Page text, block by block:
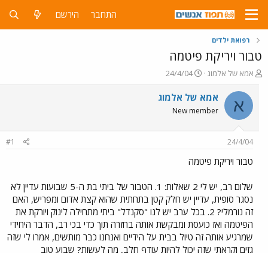
התחבר הירשם
רפואת ילדים
טבור ויריקת פיטמה
פ
ו
ת
ח
ה
ש
א
אמא של אלמוג
פ
ו
ר
ם
ר
24/4/04
א אמא של אלמוג
New member
24/4/04
#1
טבור ויריקת פיטמה
שלום רב, יש לי 2 שאלות: 1. הטבור של ביתי בת ה-5 שבועות עדיין לא
נסגר סופית, עדיין יש חלק קטן בתחתית שהוא קצת אדום ומפריש, האם
זה נורמלי? 2. בכל ערב יש לנו "סקנדל" ביתי מתחילה לינוק ויורקת את
הפיטמה ואז כועסת ומבקשת אותה בחזרה תוך כדי בכי רב, הדבר היחידי
שמרגיע אותה זה טיול בבית על הידיים ואנחנו כבר מותשים, אמרו לי שזה
גזים וקראתי שזה יכול להיות עודף חלב, מה לעשות? שבוע טוב